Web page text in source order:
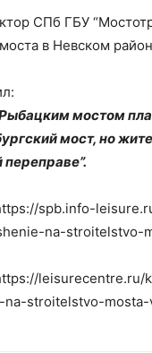
СПб ГБУ
в Невском
мостом
мост, но
spb.info-
na-stroitelstvo-
na-stroitelstvo-